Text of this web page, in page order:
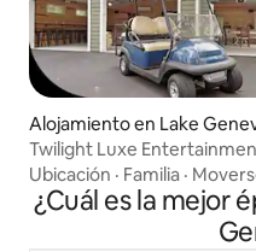
Alojamiento en Lake
Twilight Luxe
Ubicación · Familia ·
¿Cuál es la mejor